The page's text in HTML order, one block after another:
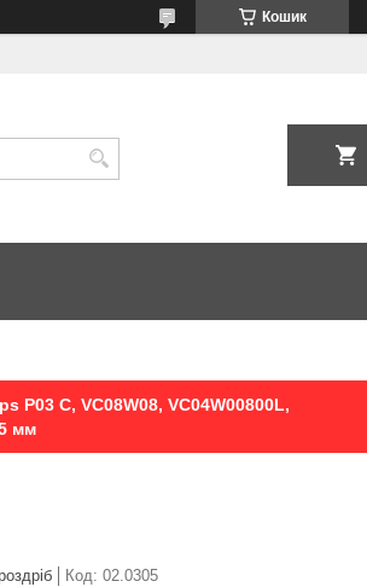
Кошик
P03 C, VC08W08, VC04W00800L,
мм
Код: 02.0305